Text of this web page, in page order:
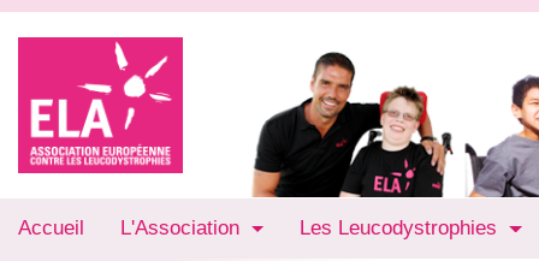
Accueil L'Association Les Leucodystrophies